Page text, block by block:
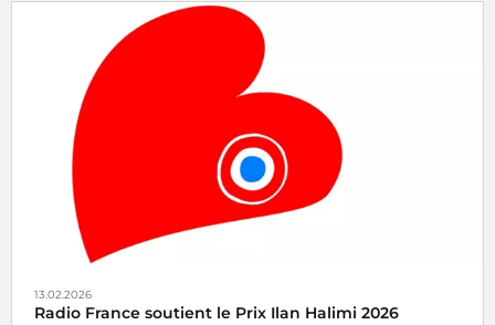
Radio France partenaire du Festival International des
Jeux de Cannes du 27 février au 1er mars 2026
13.02.2026
Radio France soutient le Prix Ilan Halimi 2026